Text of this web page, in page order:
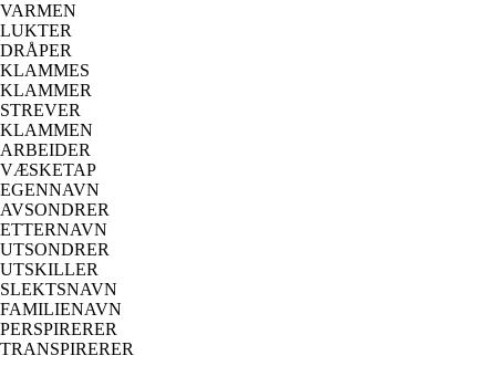
VARMEN
LUKTER
DRÅPER
KLAMMES
KLAMMER
STREVER
KLAMMEN
ARBEIDER
VÆSKETAP
EGENNAVN
AVSONDRER
ETTERNAVN
UTSONDRER
UTSKILLER
SLEKTSNAVN
FAMILIENAVN
PERSPIRERER
TRANSPIRERER